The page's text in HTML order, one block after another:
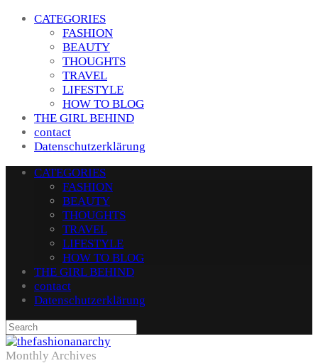
CATEGORIES
FASHION
BEAUTY
THOUGHTS
TRAVEL
LIFESTYLE
HOW TO BLOG
THE GIRL BEHIND
contact
Datenschutzerklärung
CATEGORIES
FASHION
BEAUTY
THOUGHTS
TRAVEL
LIFESTYLE
HOW TO BLOG
THE GIRL BEHIND
contact
Datenschutzerklärung
Monthly Archives